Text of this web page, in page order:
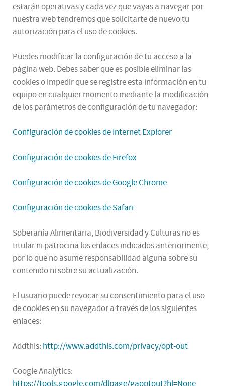
estarán operativas y cada vez que vayas a navegar por
nuestra web tendremos que solicitarte de nuevo tu
autorización para el uso de cookies.
Puedes modificar la configuración de tu acceso a la
página web. Debes saber que es posible eliminar las
cookies o impedir que se registre esta información en tu
equipo en cualquier momento mediante la modificación
de los parámetros de configuración de tu navegador:
Configuración de cookies de Internet Explorer
Configuración de cookies de Firefox
Configuración de cookies de Google Chrome
Configuración de cookies de Safari
Soberanía Alimentaria, Biodiversidad y Culturas no es
titular ni patrocina los enlaces indicados anteriormente,
por lo que no asume responsabilidad alguna sobre su
contenido ni sobre su actualización.
El usuario puede revocar su consentimiento para el uso
de cookies en su navegador a través de los siguientes
enlaces:
Addthis: http://www.addthis.com/privacy/opt-out
Google Analytics: